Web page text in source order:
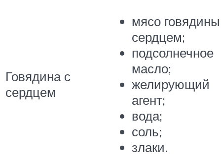
Говядина с
сердцем
мясо
сердцем;
подсолнечное
масло;
желирующий
агент;
вода;
соль;
злаки.